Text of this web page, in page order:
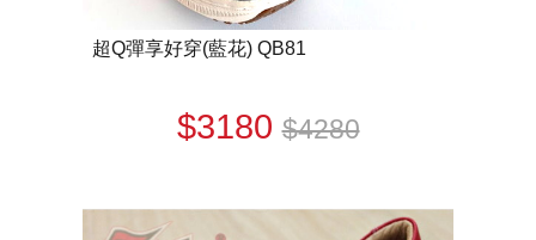
超Q彈享好穿(藍花) QB81
$3180$4280